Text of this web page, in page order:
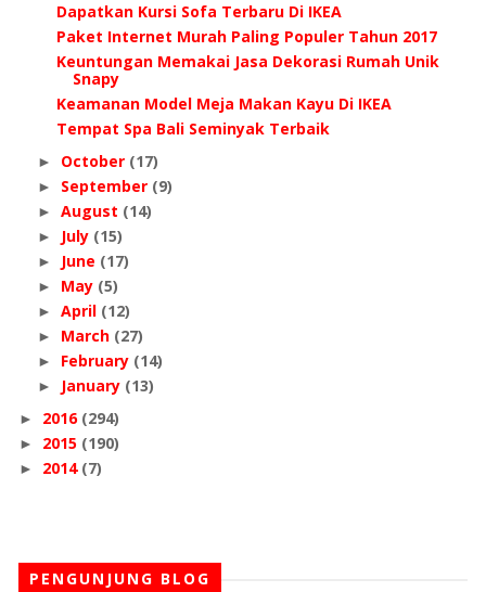
Dapatkan Kursi Sofa Terbaru Di IKEA
Paket Internet Murah Paling Populer Tahun 2017
Keuntungan Memakai Jasa Dekorasi Rumah Unik
Snapy
Keamanan Model Meja Makan Kayu Di IKEA
Tempat Spa Bali Seminyak Terbaik
► October (17)
► September (9)
► August (14)
► July (15)
► June (17)
► May (5)
► April (12)
► March (27)
► February (14)
► January (13)
► 2016 (294)
► 2015 (190)
► 2014 (7)
PENGUNJUNG BLOG